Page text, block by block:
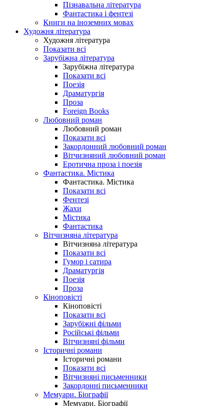
Пізнавальна література
Фантастика і фентезі
Книги на іноземних мовах
Художня література
Художня література
Показати всі
Зарубіжна література
Зарубіжна література
Показати всі
Поезія
Драматургія
Проза
Foreign Books
Любовний роман
Любовний роман
Показати всі
Закордонний любовний роман
Вітчизняний любовний роман
Еротична проза і поезія
Фантастика. Містика
Фантастика. Містика
Показати всі
Фентезі
Жахи
Містика
Фантастика
Вітчизняна література
Вітчизняна література
Показати всі
Гумор і сатира
Драматургія
Поезія
Проза
Кіноповісті
Кіноповісті
Показати всі
Зарубіжні фільми
Російські фільми
Вітчизняні фільми
Історичні романи
Історичні романи
Показати всі
Вітчизняні письменники
Закордонні письменники
Мемуари. Біографії
Мемуари. Біографії